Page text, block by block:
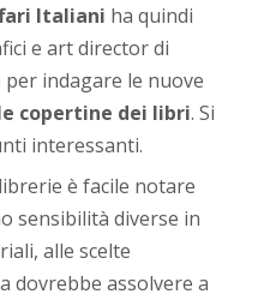
Italiani ha quindi
e art director di
indagare le nuove
copertine dei libri. Si
interessanti.
è facile notare
sensibilità diverse in
alle scelte
dovrebbe assolvere a